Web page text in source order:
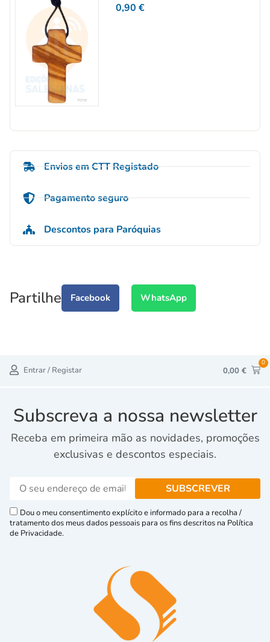
0,90€
Envios em CTT Registado
Pagamento seguro
Descontos para Paróquias
Partilhe Facebook WhatsApp
Entrar / Registar 0,00 €
0
Subscreva a nossa newsletter
Receba em primeira mão as novidades, promoções
exclusivas e descontos especiais.
Dou o meu consentimento explícito e informado para a recolha /
tratamento dos meus dados pessoais para os fins descritos na Política
de Privacidade.